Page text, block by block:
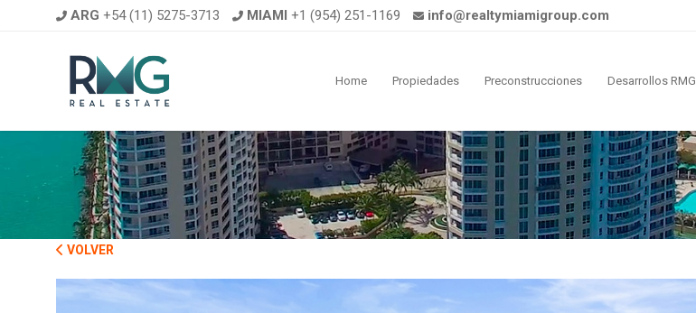
ARG +54 (11) 5275-3713 MIAMI +1 (954) 251-1169 info@realtymiamigroup.com
Home Propiedades Preconstrucciones Desarrollos RMG
VOLVER